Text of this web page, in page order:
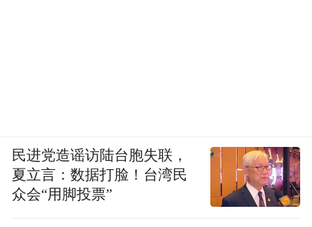
民进党造谣访陆台胞失联，
夏立言：数据打脸！台湾民
众会“用脚投票”